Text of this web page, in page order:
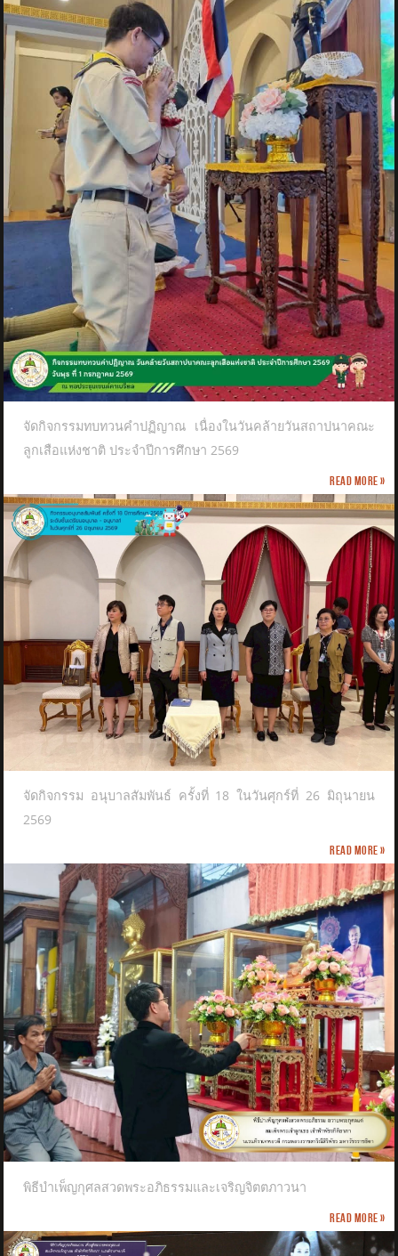
จัดกิจกรรมทบทวนคำปฏิญาณ เนื่องในวันคล้ายวันสถาปนาคณะ
ลูกเสือแห่งชาติ​ ประจำปีการศึกษา 2569
Read more »
จัดกิจกรรม อนุบาลสัมพันธ์ ครั้งที่ 18 ในวันศุกร์ที่ 26 มิถุนายน
2569
Read more »
พิธีบำเพ็ญกุศลสวดพระอภิธรรมและเจริญจิตตภาวนา
Read more »